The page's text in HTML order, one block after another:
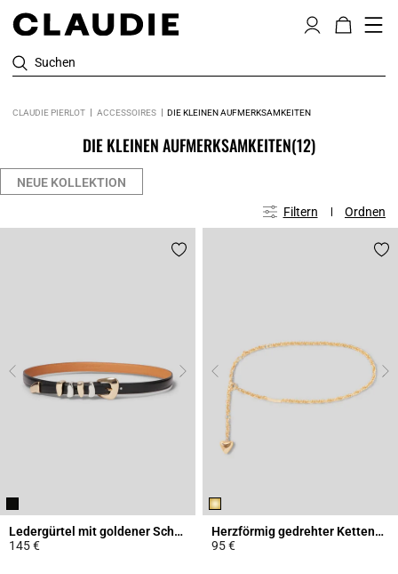
Suchen
CLAUDIE PIERLOT ACCESSOIRES DIE KLEINEN AUFMERKSAMKEITEN
DIE KLEINEN AUFMERKSAMKEITEN(12)
NEUE KOLLEKTION
Filtern Ordnen
Ledergürtel mit goldener Schnalle
145 €
Herzförmig gedrehter Kettengürtel
95 €